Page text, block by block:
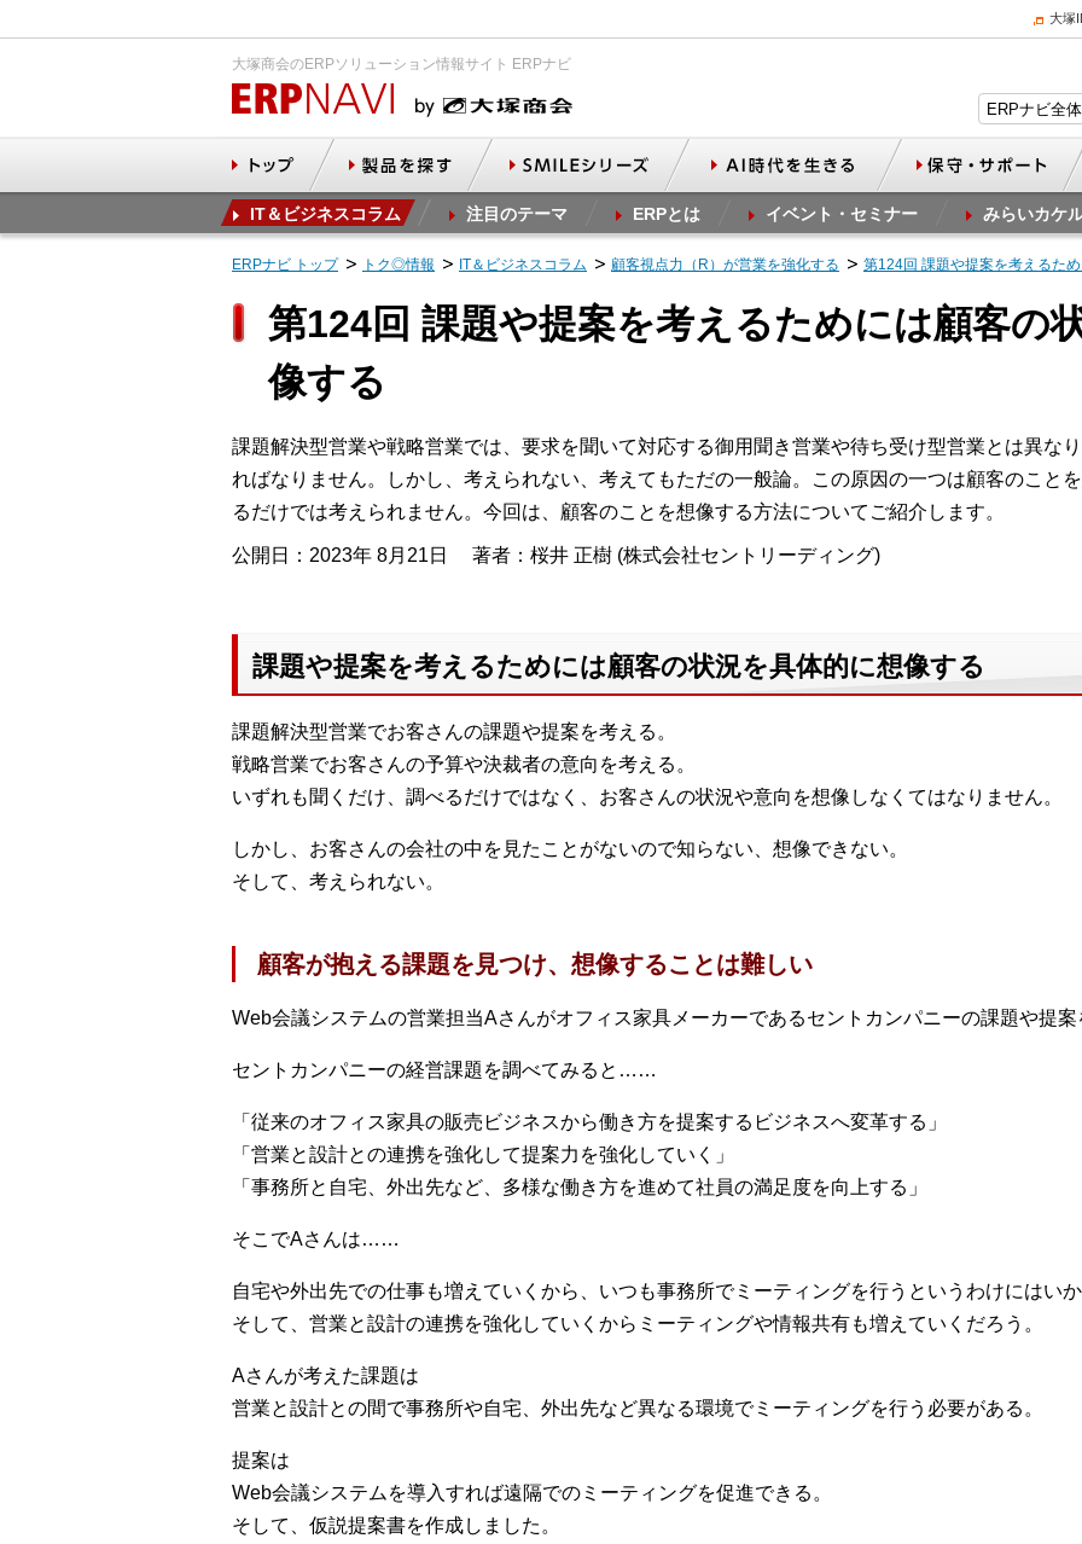
大塚
大塚商会のERPソリューション情報サイト ERPナビ
IT＆ビジネスコラム 注目のテーマ ERPとは イベント・セミナー みらいカケ
ERPナビ トップ トク◎情報 IT＆ビジネスコラム 顧客視点力（R）が営業を強化する 第124回 課題や提案を考えるた
第124回 課題や提案を考えるためには顧客の
像する
課題解決型営業や戦略営業では、要求を聞いて対応する御用聞き営業や待ち受け型営業とは異な
ればなりません。しかし、考えられない、考えてもただの一般論。この原因の一つは顧客のこと
るだけでは考えられません。今回は、顧客のことを想像する方法についてご紹介します。
公開日：2023年 8月21日 著者：桜井 正樹 (株式会社セントリーディング)
課題や提案を考えるためには顧客の状況を具体的に想像する
課題解決型営業でお客さんの課題や提案を考える。
戦略営業でお客さんの予算や決裁者の意向を考える。
いずれも聞くだけ、調べるだけではなく、お客さんの状況や意向を想像しなくてはなりません。
しかし、お客さんの会社の中を見たことがないので知らない、想像できない。
そして、考えられない。
顧客が抱える課題を見つけ、想像することは難しい
Web会議システムの営業担当Aさんがオフィス家具メーカーであるセントカンパニーの課題や提案
セントカンパニーの経営課題を調べてみると……
「従来のオフィス家具の販売ビジネスから働き方を提案するビジネスへ変革する」
「営業と設計との連携を強化して提案力を強化していく」
「事務所と自宅、外出先など、多様な働き方を進めて社員の満足度を向上する」
そこでAさんは……
自宅や外出先での仕事も増えていくから、いつも事務所でミーティングを行うというわけにはいか
そして、営業と設計の連携を強化していくからミーティングや情報共有も増えていくだろう。
Aさんが考えた課題は
営業と設計との間で事務所や自宅、外出先など異なる環境でミーティングを行う必要がある。
提案は
Web会議システムを導入すれば遠隔でのミーティングを促進できる。
そして、仮説提案書を作成しました。